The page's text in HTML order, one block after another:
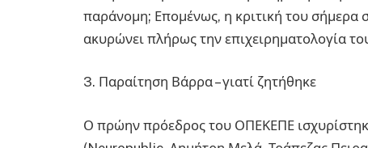
παράνομη; Επομένως, η κριτική του σήμερα
ακυρώνει πλήρως την επιχειρηματολογία
3. Παραίτηση Βάρρα – γιατί ζητήθηκε
Ο πρώην πρόεδρος του ΟΠΕΚΕΠΕ